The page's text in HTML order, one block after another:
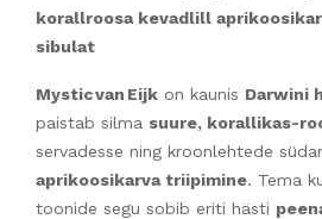
korallroosa kevadlill
sibulat
Mystic van Eijk on kaunis Darwini
paistab silma suure, korallikas-
servadesse ning kroonlehtede
aprikoosikarva triipimine. Tema
toonide segu sobib eriti hästi